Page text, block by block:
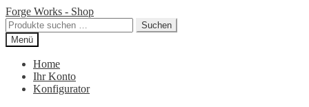
Zur
Navigation
springen
Zum
Inhalt
springen
Forge Works - Shop
Suchen
nach:
Suchen
Menü
Home
Ihr Konto
Konfigurator